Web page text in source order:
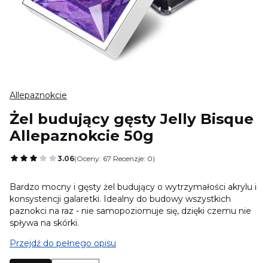
Allepaznokcie
Żel budujący gęsty Jelly Bisque
Allepaznokcie 50g
3.06(Oceny: 67 Recenzje: 0)
Przejdź do sekcji Opinie
Bardzo mocny i gęsty żel budujący o wytrzymałości akrylu i
konsystencji galaretki. Idealny do budowy wszystkich
paznokci na raz - nie samopoziomuje się, dzięki czemu nie
spływa na skórki.
Przejdź do pełnego opisu